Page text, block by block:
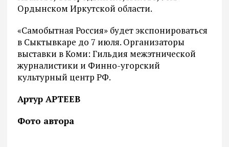
Ордынском Иркутской области.
«Самобытная Россия» будет экспонироваться
в Сыктывкаре до 7 июля. Организаторы
выставки в Коми: Гильдия межэтнической
журналистики и Финно-угорский
культурный центр РФ.
Артур АРТЕЕВ
Фото автора